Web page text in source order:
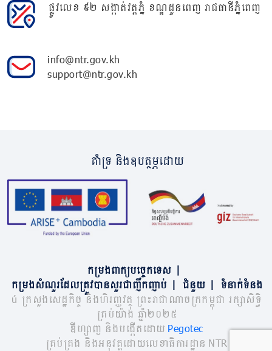
ផ្លូវលេខ ៩២ សង្កាត់វត្តភ្នំ ខណ្ឌដូនពេញ រាជធានីភ្នំពេញ
info@ntr.gov.kh
support@ntr.gov.kh
គាំទ្រ និងឧបត្ថម្ភដោយ
កម្រងពាក្យបច្ចេកទេស
កម្រងសំណួរដែលត្រូវបានសួរជាញឹកញាប់
ជំនួយ
ទំនាក់ទំនង
© ក្រសួងសេដ្ឋកិច្ច និងហិរញ្ញវត្ថុ ព្រះរាជាណាចក្រកម្ពុជា រក្សាសិទ្ធិ
គ្រប់យ៉ាង ឆ្នាំ២០២៥
ឌីហ្សាញ និងបង្កើតដោយ Pegotec
គ្រប់គ្រង និងអនុវត្តដោយលេខាធិការដ្ឋាន NTR